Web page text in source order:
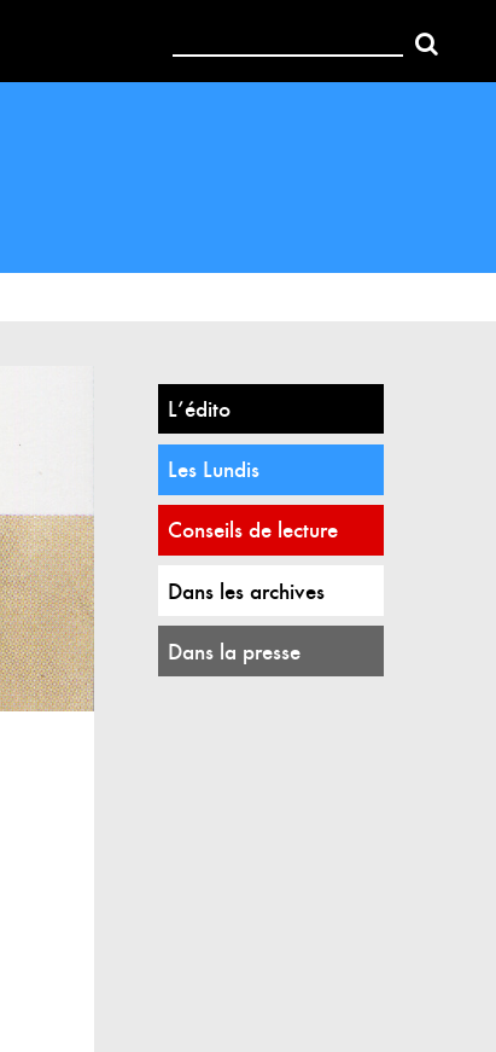
L’édito
Les Lundis
Conseils de lecture
Dans les archives
Dans la presse